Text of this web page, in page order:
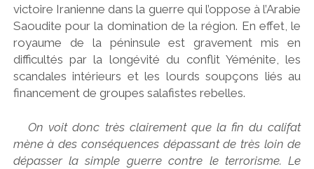
victoire Iranienne dans la guerre qui l’oppose à l’Arabie
Saoudite pour la domination de la région. En effet, le
royaume de la péninsule est gravement mis en
difficultés par la longévité du conflit Yéménite, les
scandales intérieurs et les lourds soupçons liés au
financement de groupes salafistes rebelles.
On voit donc très clairement que la fin du califat
mène à des conséquences dépassant de très loin de
dépasser la simple guerre contre le terrorisme. Le